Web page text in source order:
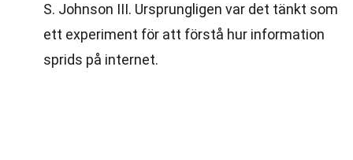
S. Johnson III. Ursprungligen var det tänkt som
ett experiment för att förstå hur information
sprids på internet.